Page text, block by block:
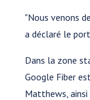
"Nous venons
a déclaré le
Dans la zone
Google Fiber
Matthews, ainsi